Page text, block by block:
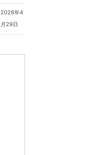
2026年4
月29日